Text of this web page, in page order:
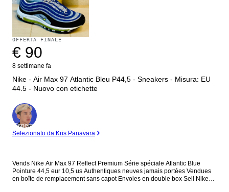
OFFERTA FINALE
€ 90
8 settimane fa
Nike - Air Max 97 Atlantic Bleu P44,5 - Sneakers - Misura: EU
44.5 - Nuovo con etichette
Esperto
Selezionato da Kris Panavara
Vends Nike Air Max 97 Reflect Premium Série spéciale Atlantic Blue
Pointure 44,5 eur 10,5 us Authentiques neuves jamais portées Vendues
en boîte de remplacement sans capot Envoies en double box Sell Nike